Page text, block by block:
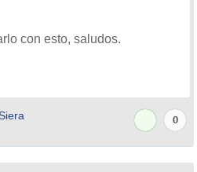
con esto, saludos.
0